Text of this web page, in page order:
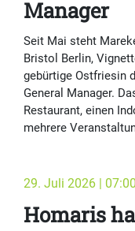
Manager
Seit Mai steht
Bristol Berlin,
gebürtige Ostfriesin
General Manager.
Restaurant, einen
mehrere
29. Juli 2026 |
Homaris